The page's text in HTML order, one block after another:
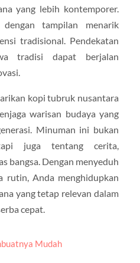
yang lebih kontemporer.
dengan tampilan menarik
tradisional. Pendekatan
tradisi dapat berjalan
kopi tubruk nusantara
warisan budaya yang
Minuman ini bukan
juga tentang cerita,
bangsa. Dengan menyeduh
rutin, Anda menghidupkan
yang tetap relevan dalam
cepat.